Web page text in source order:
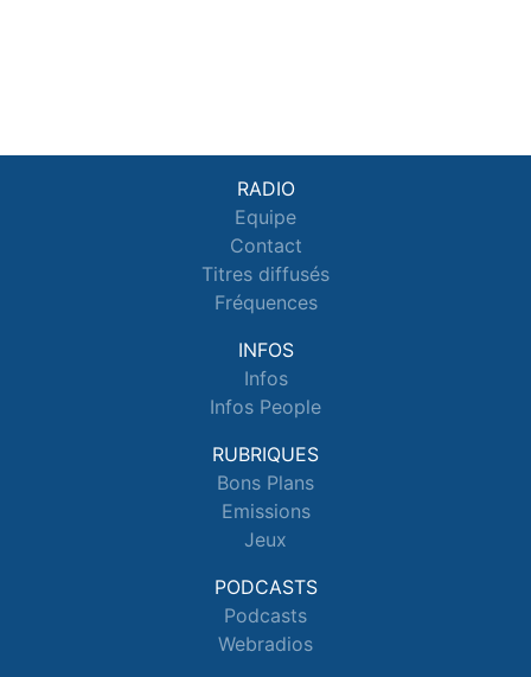
RADIO
Equipe
Contact
Titres diffusés
Fréquences
INFOS
Infos
Infos People
RUBRIQUES
Bons Plans
Emissions
Jeux
PODCASTS
Podcasts
Webradios